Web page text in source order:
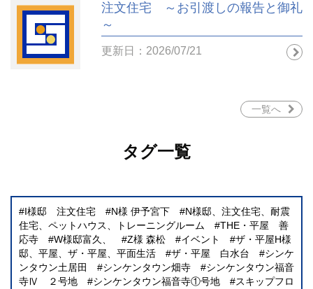
注文住宅 ～お引渡しの報告と御礼
～
更新日：2026/07/21
一覧へ
タグ一覧
I様邸 注文住宅 N様 伊予宮下
N様邸、注文住宅、耐震
住宅、ペットハウス、トレーニングルーム
THE・平屋 善
応寺
W様邸富久、 Z様 森松 イベント
ザ・平屋H様
邸、平屋、ザ・平屋、平面生活
ザ・平屋 白水台
シンケ
ンタウン土居田
シンケンタウン畑寺
シンケンタウン福音
寺Ⅳ ２号地
シンケンタウン福音寺①号地
スキップフロ